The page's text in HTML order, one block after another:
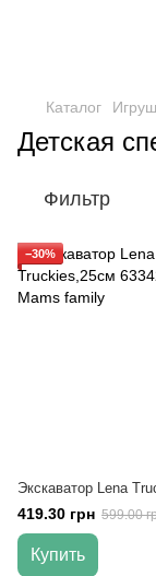
Каталог
Детская
Фильтр
−30%
Экскаватор Lena
419.30 грн 599.00
Купить